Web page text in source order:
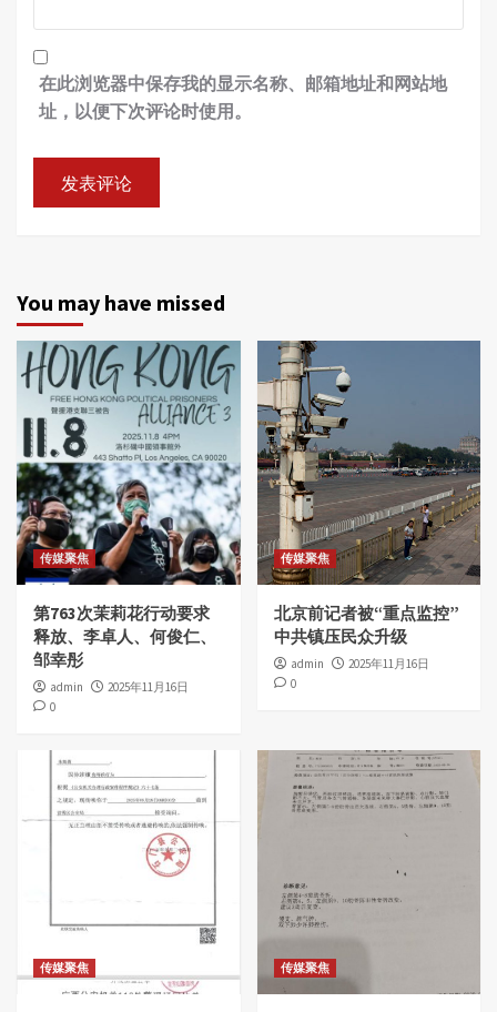
在此浏览器中保存我的显示名称、邮箱地址和网站地
址，以便下次评论时使用。
You may have missed
传媒聚焦
第763次茉莉花行动要求
释放、李卓人、何俊仁、
邹幸彤
admin
2025年11月16日
0
传媒聚焦
北京前记者被“重点监控”
中共镇压民众升级
admin
2025年11月16日
0
传媒聚焦 传媒聚焦